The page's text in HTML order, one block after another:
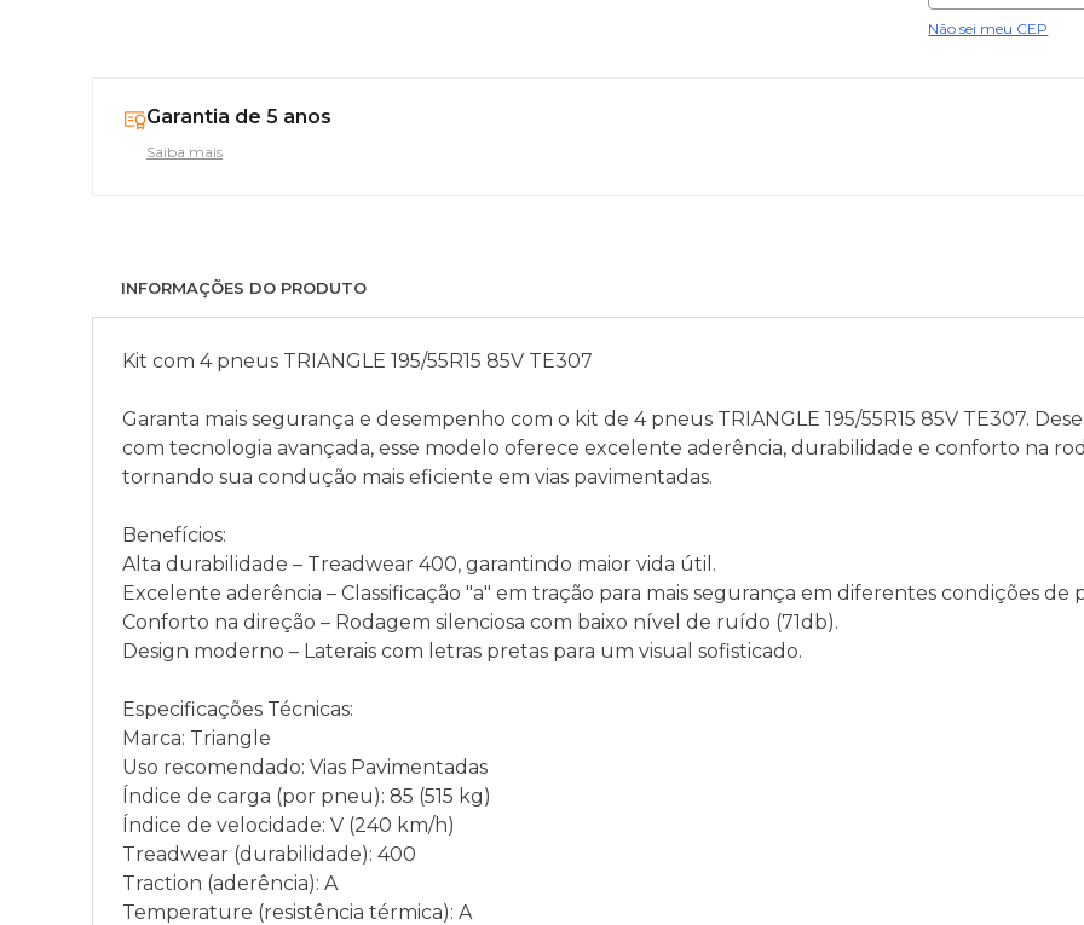
Não sei meu CEP
Garantia de 5 anos
Saiba mais
INFORMAÇÕES DO PRODUTO
Kit com 4 pneus TRIANGLE 195/55R15 85V TE307
Garanta mais segurança e desempenho com o kit de 4 pneus TRIANGLE 195/55R15 85V TE307.
com tecnologia avançada, esse modelo oferece excelente aderência, durabilidade e conforto na
tornando sua condução mais eficiente em vias pavimentadas.
Benefícios:
Alta durabilidade – Treadwear 400, garantindo maior vida útil.
Excelente aderência – Classificação "a" em tração para mais segurança em diferentes condições de
Conforto na direção – Rodagem silenciosa com baixo nível de ruído (71db).
Design moderno – Laterais com letras pretas para um visual sofisticado.
Especificações Técnicas:
Marca: Triangle
Uso recomendado: Vias Pavimentadas
Índice de carga (por pneu): 85 (515 kg)
Índice de velocidade: V (240 km/h)
Treadwear (durabilidade): 400
Traction (aderência): A
Temperature (resistência térmica): A